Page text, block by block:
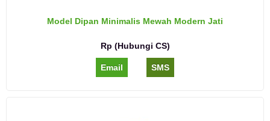
Model Dipan Minimalis Mewah Modern Jati
Rp (Hubungi CS)
Email SMS